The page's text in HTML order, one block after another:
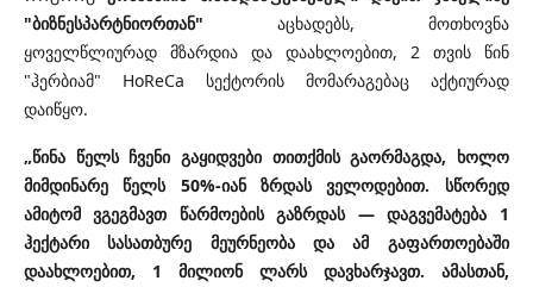
"ბიზნესპარტნიორთან" აცხადებს, მოთხოვნა
ყოველწლიურად მზარდია და დაახლოებით, 2 თვის წინ
"ჰერბიამ" HoReCa სექტორის მომარაგებაც აქტიურად
დაიწყო.
„წინა წელს ჩვენი გაყიდვები თითქმის გაორმაგდა, ხოლო
მიმდინარე წელს 50%-იან ზრდას ველოდებით. სწორედ
ამიტომ ვგეგმავთ წარმოების გაზრდას — დაგვემატება 1
ჰექტარი სასათბურე მეურნეობა და ამ გაფართოებაში
დაახლოებით, 1 მილიონ ლარს დავხარჯავთ. ამასთან,